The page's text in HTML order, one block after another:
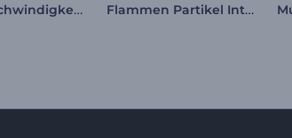
Auto-Geschwindigkeitsstrecke Intro Flammen Partikel Intro